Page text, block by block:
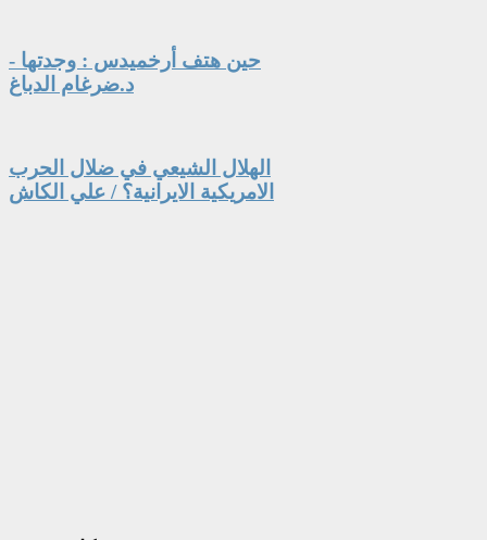
حين هتف أرخميدس : وجدتها -
د.ضرغام الدباغ
الهلال الشيعي في ضلال الحرب
الامريكية الايرانية؟ / علي الكاش